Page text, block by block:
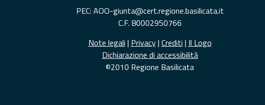
PEC: AOO-giunta@cert.regione.basilicata.it
C.F. 80002950766
Note legali | Privacy| Crediti | Il Logo
Dichiarazione di accessibilità
©2010 Regione Basilicata